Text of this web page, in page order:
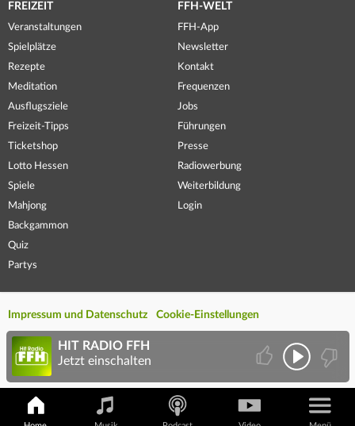
FREIZEIT
Veranstaltungen
Spielplätze
Rezepte
Meditation
Ausflugsziele
Freizeit-Tipps
Ticketshop
Lotto Hessen
Spiele
Mahjong
Backgammon
Quiz
Partys
FFH-WELT
FFH-App
Newsletter
Kontakt
Frequenzen
Jobs
Führungen
Presse
Radiowerbung
Weiterbildung
Login
Impressum und Datenschutz Cookie-Einstellungen
HIT RADIO FFH
Jetzt einschalten